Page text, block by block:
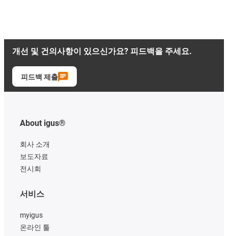
개선 및 건의사항이 있으신가요? 피드백을 주세요.
피드백 제출
About igus®
회사 소개
보도자료
전시회
서비스
myigus
온라인 툴